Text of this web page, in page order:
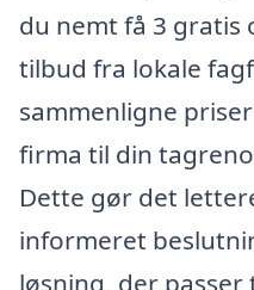
du nemt få 3
tilbud fra lokale
sammenligne
firma til din
Dette gør det
informeret
løsning, der